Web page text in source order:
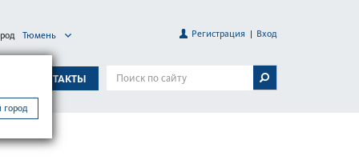
КОНТАКТЫ
город
Тюмень Регистрация Вход